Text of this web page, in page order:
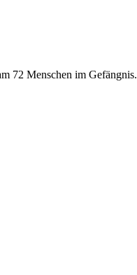
72 Menschen im Gefängnis.